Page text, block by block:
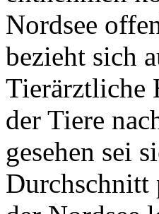
Nordsee
bezieht sich
Tierärztliche
der Tiere
gesehen sei
Durchschnitt